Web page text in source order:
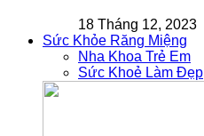
18 Tháng 12, 2023
Sức Khỏe Răng Miệng
Nha Khoa Trẻ Em
Sức Khoẻ Làm Đẹp